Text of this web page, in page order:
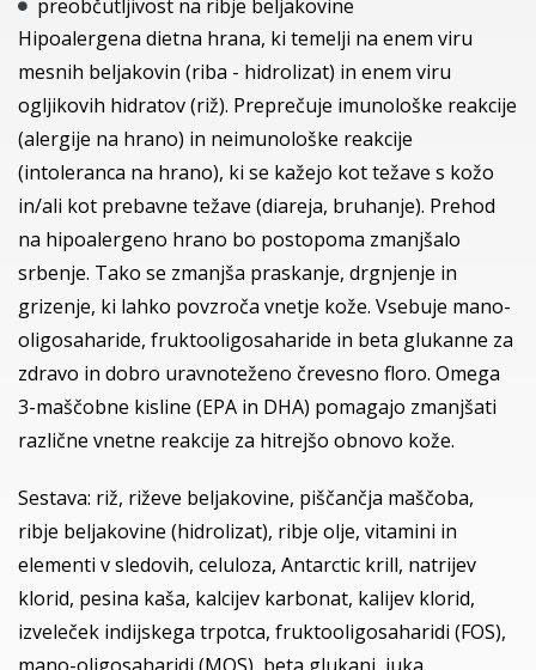
preobčutljivost na ribje beljakovine
Hipoalergena dietna hrana, ki temelji na enem viru
mesnih beljakovin (riba - hidrolizat) in enem viru
ogljikovih hidratov (riž). Preprečuje imunološke reakcije
(alergije na hrano) in neimunološke reakcije
(intoleranca na hrano), ki se kažejo kot težave s kožo
in/ali kot prebavne težave (diareja, bruhanje). Prehod
na hipoalergeno hrano bo postopoma zmanjšalo
srbenje. Tako se zmanjša praskanje, drgnjenje in
grizenje, ki lahko povzroča vnetje kože. Vsebuje mano-
oligosaharide, fruktooligosaharide in beta glukanne za
zdravo in dobro uravnoteženo črevesno floro. Omega
3-maščobne kisline (EPA in DHA) pomagajo zmanjšati
različne vnetne reakcije za hitrejšo obnovo kože.
Sestava: riž, riževe beljakovine, piščančja maščoba,
ribje beljakovine (hidrolizat), ribje olje, vitamini in
elementi v sledovih, celuloza, Antarctic krill, natrijev
klorid, pesina kaša, kalcijev karbonat, kalijev klorid,
izveleček indijskega trpotca, fruktooligosaharidi (FOS),